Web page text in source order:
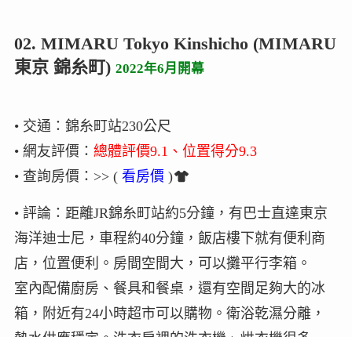
02. MIMARU Tokyo Kinshicho (MIMARU
東京 錦糸町) 2022年6月開幕
• 交通：錦糸町站230公尺
• 網友評價： 總體評價9.1、位置得分9.3
• 查詢房價：>> ( 看房價 )
• 評論：距離JR錦糸町站約5分鐘，有巴士直達東京
海洋迪士尼，車程約40分鐘，飯店樓下就有便利商
店，位置便利。房間空間大，可以攤平行李箱。
室內配備廚房、餐具和餐桌，還有空間足夠大的冰
箱，附近有24小時超市可以購物。衛浴乾濕分離，